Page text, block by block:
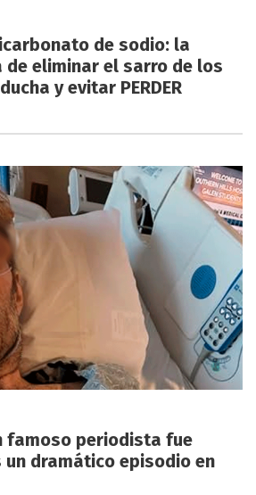
de sodio: la
de eliminar el sarro de los
y evitar PERDER
famoso periodista fue
dramático episodio en